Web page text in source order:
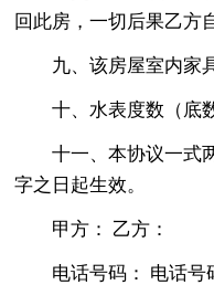
回此房，一切后果乙方
九、该房屋室内家
十、水表度数（底
十一、本协议一式
字之日起生效。
甲方： 乙方：
电话号码： 电话号